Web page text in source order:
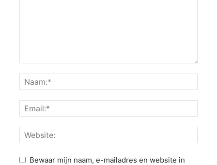
Bewaar mijn naam, e-mailadres en website in